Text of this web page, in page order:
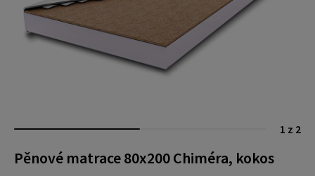
1 z 2
Pěnové matrace 80x200 Chiméra, kokos